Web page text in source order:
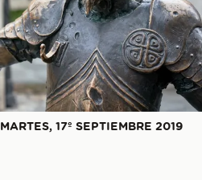
MARTES, 17º SEPTIEMBRE 2019